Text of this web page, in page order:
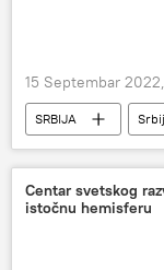
15 Septembar
SRBIJA
Kosovo i Metohija
Centar svetskog
istočnu hemisferu